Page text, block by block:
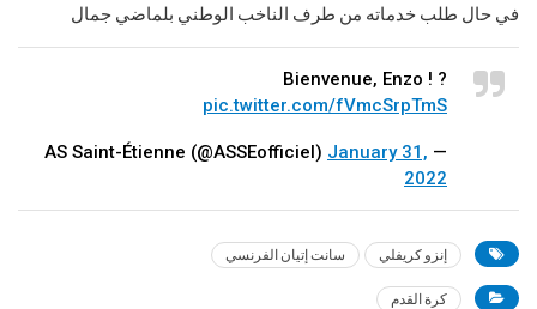
في حال طلب خدماته من طرف الناخب الوطني بلماضي جمال
Bienvenue, Enzo ! ?
pic.twitter.com/fVmcSrpTmS
— AS Saint-Étienne (@ASSEofficiel)
January 31,
2022
إنزو كريفلي سانت إتيان الفرنسي
كرة القدم